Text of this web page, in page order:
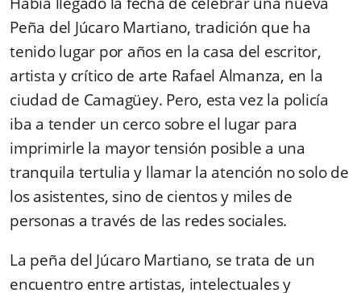
Peña del Júcaro Martiano, tradición que ha
tenido lugar por años en la casa del escritor,
artista y crítico de arte Rafael Almanza, en la
ciudad de Camagüey. Pero, esta vez la policía
iba a tender un cerco sobre el lugar para
imprimirle la mayor tensión posible a una
tranquila tertulia y llamar la atención no solo de
los asistentes, sino de cientos y miles de
personas a través de las redes sociales.
La peña del Júcaro Martiano, se trata de un
encuentro entre artistas, intelectuales y